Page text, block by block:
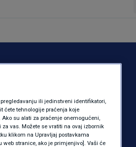
ili jedinstveni identifikatori,
ćete tehnologije praćenja koje
su alati za praćenje onemogućeni,
vas. Možete se vratiti na ovaj izbornik
klikom na Upravljaj postavkama
stranice, ako je primjenjivo]. Vaši će